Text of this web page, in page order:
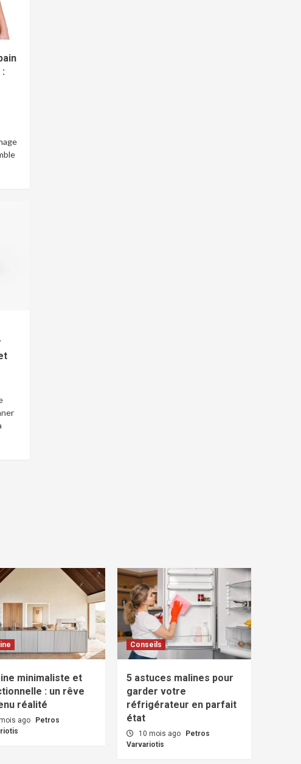
minimaliste et
: un rêve
réalité
ago
Petros
Conseils
5 astuces malines pour
garder votre
réfrigérateur en parfait
état
10 mois ago
Petros
Varvariotis